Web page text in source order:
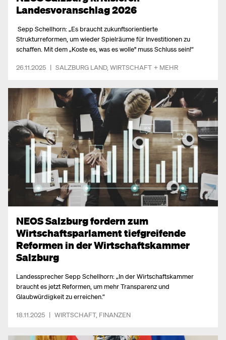
Landesvoranschlag 2026
Sepp Schellhorn: „Es braucht zukunftsorientierte
Strukturreformen, um wieder Spielräume für Investitionen zu
schaffen. Mit dem „Koste es, was es wolle" muss Schluss sein!“
26.11.2025 | SALZBURG LAND, WIRTSCHAFT + MEHR
NEOS Salzburg fordern zum
Wirtschaftsparlament tiefgreifende
Reformen in der Wirtschaftskammer
Salzburg
Landessprecher Sepp Schellhorn: „In der Wirtschaftskammer
braucht es jetzt Reformen, um mehr Transparenz und
Glaubwürdigkeit zu erreichen.“
18.11.2025 | WIRTSCHAFT, FINANZEN